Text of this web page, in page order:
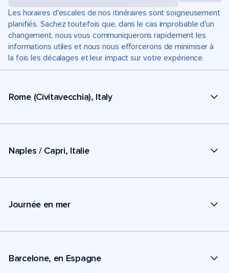
Les horaires d'escales de nos itinéraires sont soigneusement
planifiés. Sachez toutefois que, dans le cas improbable d'un
changement, nous vous communiquerons rapidement les
informations utiles et nous nous efforcerons de minimiser à
la fois les décalages et leur impact sur votre expérience.
Rome (Civitavecchia), Italy
Naples / Capri, Italie
Journée en mer
Barcelone, en Espagne